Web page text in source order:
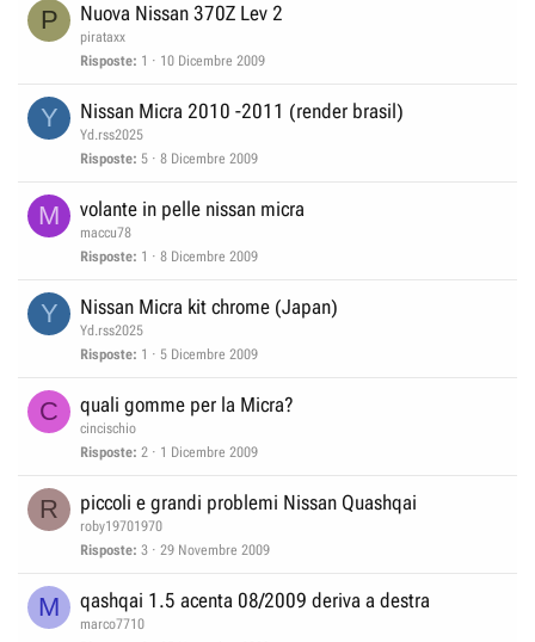
P Nuova Nissan 370Z Lev 2
pirataxx
Risposte 1 10 Dicembre 2009
Y Nissan Micra 2010 -2011 (render brasil)
Yd.rss2025
Risposte 5 8 Dicembre 2009
M volante in pelle nissan micra
maccu78
Risposte 1 8 Dicembre 2009
Y Nissan Micra kit chrome (Japan)
Yd.rss2025
Risposte 1 5 Dicembre 2009
C quali gomme per la Micra?
cincischio
Risposte 2 1 Dicembre 2009
R piccoli e grandi problemi Nissan Quashqai
roby19701970
Risposte 3 29 Novembre 2009
M qashqai 1.5 acenta 08/2009 deriva a destra
marco7710